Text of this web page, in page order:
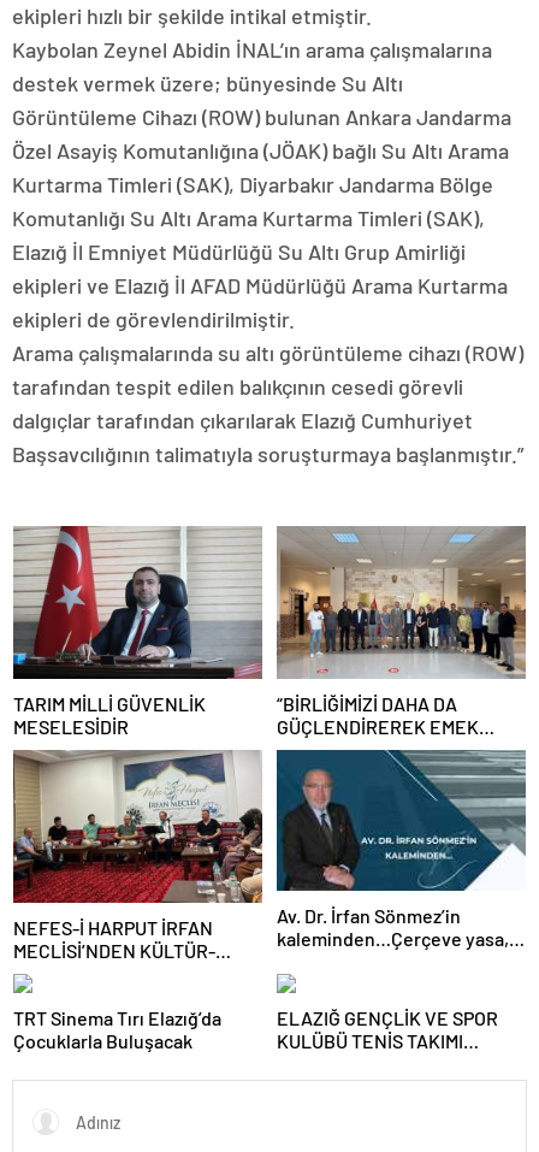
ekipleri hızlı bir şekilde intikal etmiştir.
Kaybolan Zeynel Abidin İNAL’ın arama çalışmalarına
destek vermek üzere; bünyesinde Su Altı
Görüntüleme Cihazı (ROW) bulunan Ankara Jandarma
Özel Asayiş Komutanlığına (JÖAK) bağlı Su Altı Arama
Kurtarma Timleri (SAK), Diyarbakır Jandarma Bölge
Komutanlığı Su Altı Arama Kurtarma Timleri (SAK),
Elazığ İl Emniyet Müdürlüğü Su Altı Grup Amirliği
ekipleri ve Elazığ İl AFAD Müdürlüğü Arama Kurtarma
ekipleri de görevlendirilmiştir.
Arama çalışmalarında su altı görüntüleme cihazı (ROW)
tarafından tespit edilen balıkçının cesedi görevli
dalgıçlar tarafından çıkarılarak Elazığ Cumhuriyet
Başsavcılığının talimatıyla soruşturmaya başlanmıştır.”
TARIM MİLLİ GÜVENLİK
MESELESİDİR
“BİRLİĞİMİZİ DAHA DA
GÜÇLENDİREREK EMEK
MÜCADELEMİZİ
SÜRDÜRECEĞİZ”
NEFES-İ HARPUT İRFAN
MECLİSİ’NDEN KÜLTÜR-
SANAT BULUŞMASI
Av. Dr. İrfan Sönmez’in
kaleminden…Çerçeve yasa,
TRT Sinema Tırı Elazığ’da
Çocuklarla Buluşacak
ELAZIĞ GENÇLİK VE SPOR
KULÜBÜ TENİS TAKIMI
TAMAMLAYARAK YARI FİNALE